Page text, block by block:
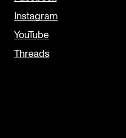
Instagram
YouTube
Threads